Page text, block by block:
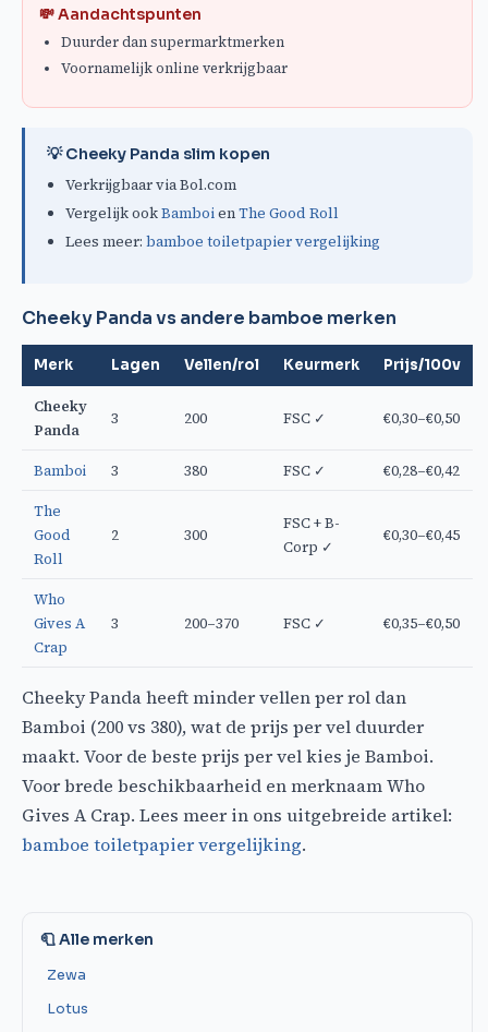
💸 Aandachtspunten
Duurder dan supermarktmerken
Voornamelijk online verkrijgbaar
💡 Cheeky Panda slim kopen
Verkrijgbaar via Bol.com
Vergelijk ookBamboienThe Good Roll
Lees meer: bamboe toiletpapier vergelijking
Cheeky Panda vs andere bamboe merken
Merk Lagen Vellen/rol Keurmerk Prijs/100v
Cheeky
Panda
3 200 FSC ✓ €0,30–€0,50
Bamboi 3 380 FSC ✓ €0,28–€0,42
The
Good
Roll
2 300
FSC + B-
Corp ✓
€0,30–€0,45
Who
Gives A
Crap
3 200–370 FSC ✓ €0,35–€0,50
Cheeky Panda heeft minder vellen per rol dan
Bamboi (200 vs 380), wat de prijs per vel duurder
maakt. Voor de beste prijs per vel kies je Bamboi.
Voor brede beschikbaarheid en merknaam Who
Gives A Crap. Lees meer in ons uitgebreide artikel:
bamboe toiletpapier vergelijking.
🧻 Alle merken
Zewa
Lotus